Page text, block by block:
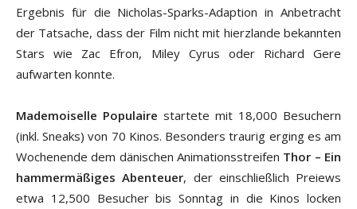
Ergebnis für die Nicholas-Sparks-Adaption in Anbetracht
der Tatsache, dass der Film nicht mit hierzlande bekannten
Stars wie Zac Efron, Miley Cyrus oder Richard Gere
aufwarten konnte.
Mademoiselle Populaire startete mit 18,000 Besuchern
(inkl. Sneaks) von 70 Kinos. Besonders traurig erging es am
Wochenende dem dänischen Animationsstreifen Thor – Ein
hammermäßiges Abenteuer, der einschließlich Preiews
etwa 12,500 Besucher bis Sonntag in die Kinos locken